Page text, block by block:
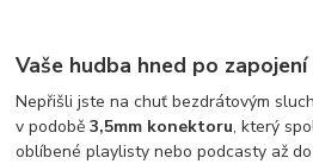
Vaše hudba hned po zapojení
Nepřišli jste na chuť bezdrátovým
v podobě 3,5mm konektoru, který
oblíbené playlisty nebo podcasty až